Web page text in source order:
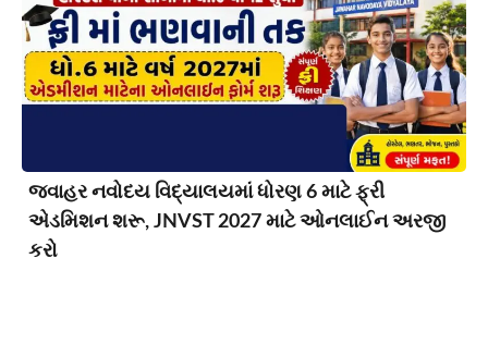
જવાહર નવોદય વિદ્યાલયમાં ધોરણ 6 માટે ફ્રી
એડમિશન શરૂ, JNVST 2027 માટે ઓનલાઈન અરજી
કરો